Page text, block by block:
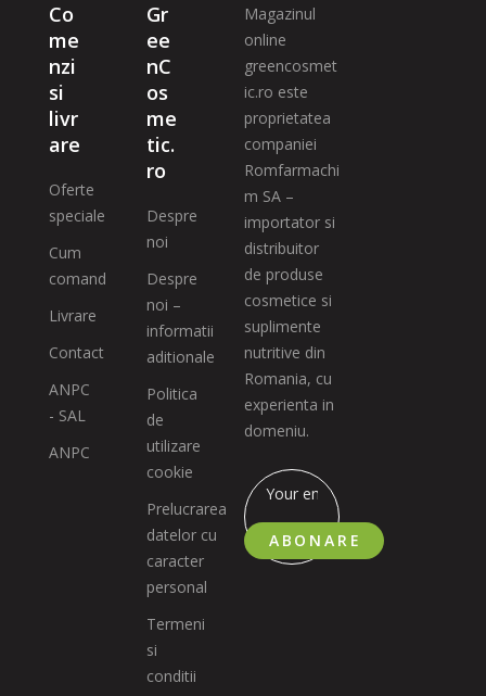
Co
me
nzi
si
livr
are
Oferte
speciale
Cum
comand
Livrare
Contact
ANPC
- SAL
ANPC
Gr
ee
nC
os
me
tic.
ro
Despre
noi
Despre
noi –
informatii
aditionale
Politica
de
utilizare
cookie
Prelucrarea
datelor cu
caracter
personal
Termeni
si
conditii
Magazinul
online
greencosmet
ic.ro este
proprietatea
companiei
Romfarmachi
m SA –
importator si
distribuitor
de produse
cosmetice si
suplimente
nutritive din
Romania, cu
experienta in
domeniu.
ABONARE